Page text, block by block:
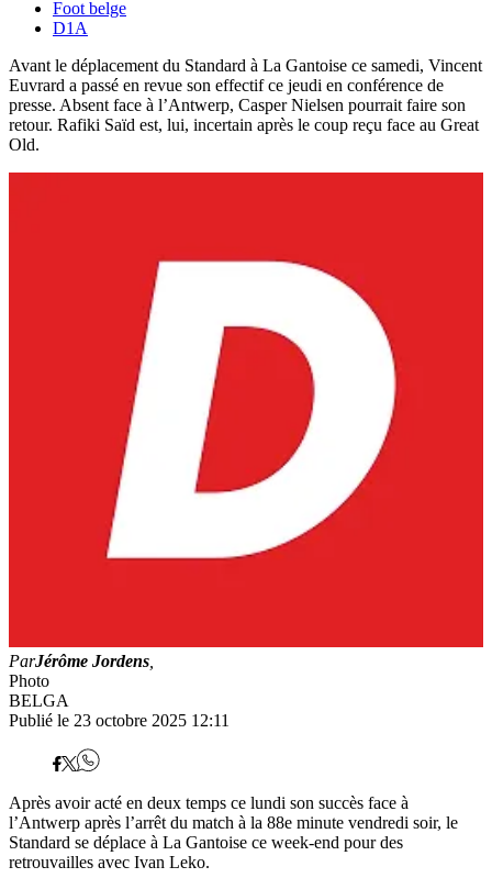
Foot belge
D1A
Avant le déplacement du Standard à La Gantoise ce samedi, Vincent
Euvrard a passé en revue son effectif ce jeudi en conférence de
presse. Absent face à l’Antwerp, Casper Nielsen pourrait faire son
retour. Rafiki Saïd est, lui, incertain après le coup reçu face au Great
Old.
ParJérôme Jordens
Photo
BELGA
Publié le 23 octobre 2025 12:11
Après avoir acté en deux temps ce lundi son succès face à
l’Antwerp après l’arrêt du match à la 88e minute vendredi soir, le
Standard se déplace à La Gantoise ce week-end pour des
retrouvailles avec Ivan Leko.